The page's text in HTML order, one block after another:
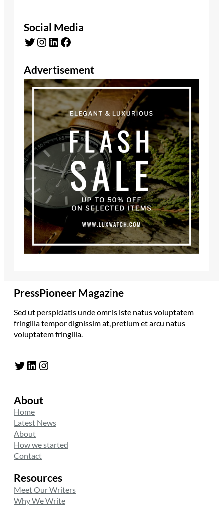
Social Media
Twitter Instagram LinkedIn Facebook
Advertisement
PressPioneer Magazine
Sed ut perspiciatis unde omnis iste natus voluptatem
fringilla tempor dignissim at, pretium et arcu natus
voluptatem fringilla.
Twitter LinkedIn Instagram
About
Home
Latest News
About
How we started
Contact
Resources
Meet Our Writers
Why We Write